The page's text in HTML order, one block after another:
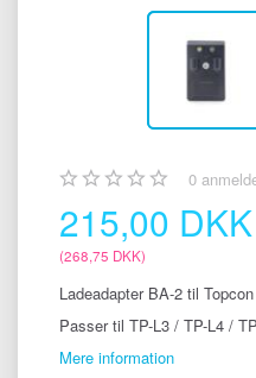
0
215,00 DKK
(268,75 DKK)
Ladeadapter BA-2 til
Passer til TP-L3 / TP-L4 /
Mere information